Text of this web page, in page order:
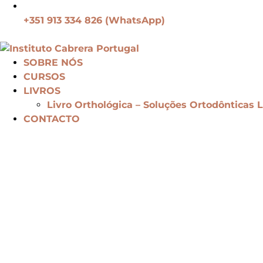
+351 913 334 826 (WhatsApp)
SOBRE NÓS
CURSOS
LIVROS
Livro Orthológica – Soluções Ortodônticas
CONTACTO